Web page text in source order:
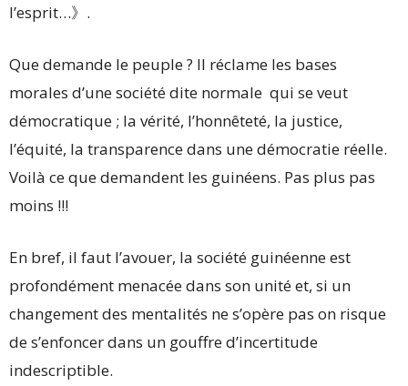
l’esprit…》.
Que demande le peuple ? Il réclame les bases
morales d’une société dite normale qui se veut
démocratique ; la vérité, l’honnêteté, la justice,
l’équité, la transparence dans une démocratie réelle.
Voilà ce que demandent les guinéens. Pas plus pas
moins !!!
En bref, il faut l’avouer, la société guinéenne est
profondément menacée dans son unité et, si un
changement des mentalités ne s’opère pas on risque
de s’enfoncer dans un gouffre d’incertitude
indescriptible.